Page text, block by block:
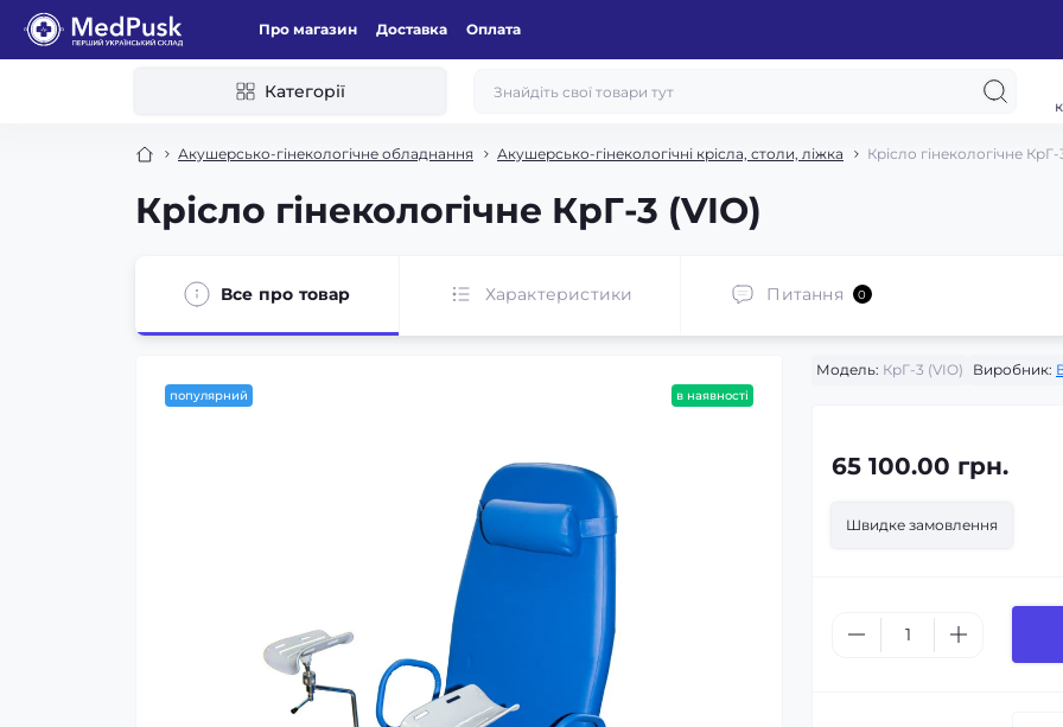
Про магазин Доставка Оплата
Категорії
Акушерсько-гінекологічне обладнання Акушерсько-гінекологічні крісла, столи, ліжка Крісло гінекологічне КрГ-
Крісло гінекологічне КрГ-3 (VIO)
Все про товар Характеристики Питання 0
популярний в наявності
Модель: КрГ-3 (VIO) Виробник:
65 100.00 грн.
Швидке замовлення